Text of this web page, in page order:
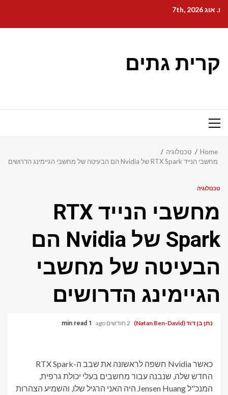
content
ו. אוג 7th, 2026
קרית גתים
Primary
Home
טכנולוגיה
מחשבי הנייד RTX Spark של Nvidia הם הבעיטה של ​​מחשבי הגיימינג הדרושים
טכנולוגיה
מחשבי הנייד RTX
Spark של Nvidia הם
הבעיטה של ​​מחשבי
הגיימינג הדרושים
נתן בן דוד (Natan Ben-David) 2 חודשים ago 1 min read
כאשר Nvidia חשפה לראשונה את שבב ה-RTX Spark
החדש שלה, שנבנה עבור מחשבים בעלי יכולת גרפית,
המנכ"ל Jensen Huang היה האני הרגיל שלו, והשמיע הצהרות